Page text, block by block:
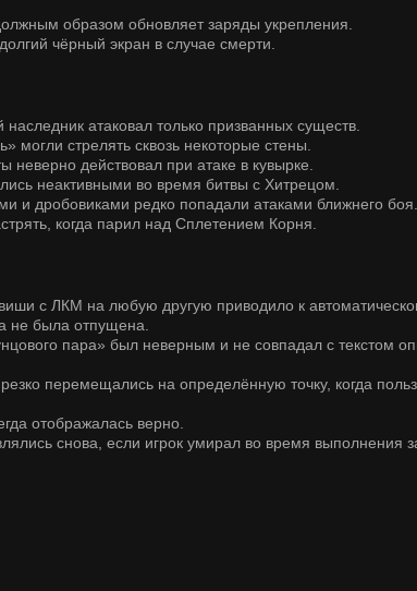
образом обновляет заряды укрепления.
чёрный экран в случае смерти.
атаковал только призванных существ.
могли стрелять сквозь некоторые стены.
действовал при атаке в кувырке.
неактивными во время битвы с Хитрецом.
и дробовиками редко попадали атаками ближнего боя.
когда парил над Сплетением Корня.
с ЛКМ на любую другую приводило к
не была отпущена.
пара» был неверным и не совпадал с текстом
перемещались на определённую точку, когда
отображалась верно.
снова, если игрок умирал во время выполнения